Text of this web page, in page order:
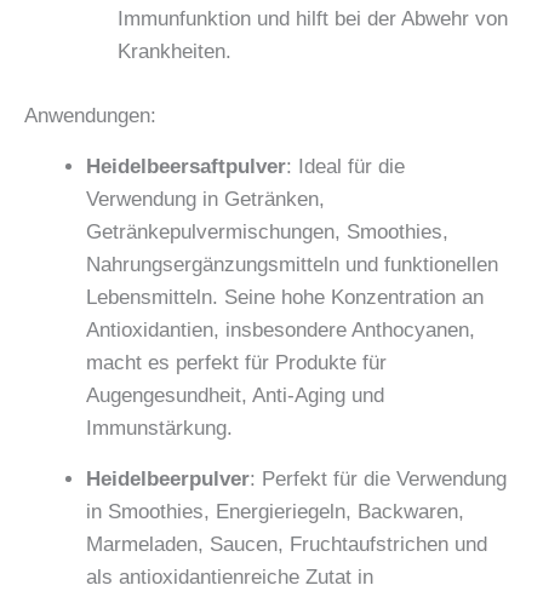
Immunfunktion und hilft bei der Abwehr von
Krankheiten.
Anwendungen:
Heidelbeersaftpulver: Ideal für die
Verwendung in Getränken,
Getränkepulvermischungen, Smoothies,
Nahrungsergänzungsmitteln und funktionellen
Lebensmitteln. Seine hohe Konzentration an
Antioxidantien, insbesondere Anthocyanen,
macht es perfekt für Produkte für
Augengesundheit, Anti-Aging und
Immunstärkung.
Heidelbeerpulver: Perfekt für die Verwendung
in Smoothies, Energieriegeln, Backwaren,
Marmeladen, Saucen, Fruchtaufstrichen und
als antioxidantienreiche Zutat in